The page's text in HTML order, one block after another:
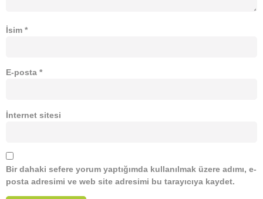
İsim *
E-posta *
İnternet sitesi
Bir dahaki sefere yorum yaptığımda kullanılmak üzere adımı, e-
posta adresimi ve web site adresimi bu tarayıcıya kaydet.